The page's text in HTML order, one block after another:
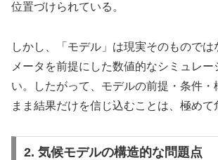
位置づけられている。
しかし、「モデル」は現実そのものでは
メータを前提にした数値的なシミュレー
い。したがって、モデルの前提・条件・
まま結果だけを信じ込むことは、極めて
2. 気候モデルの構造的な問題点